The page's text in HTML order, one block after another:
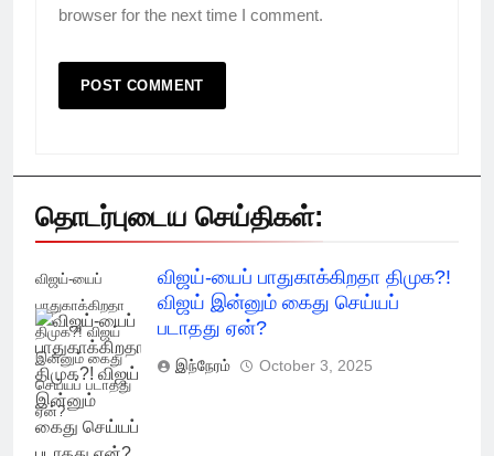
browser for the next time I comment.
தொடர்புடைய செய்திகள்:
விஜய்-யைப்
பாதுகாக்கிறதா
திமுக?! விஜய்
இன்னும் கைது
செய்யப் படாதது
ஏன்?
விஜய்-யைப் பாதுகாக்கிறதா திமுக?!
விஜய் இன்னும் கைது செய்யப்
படாதது ஏன்?
இந்நேரம் October 3, 2025